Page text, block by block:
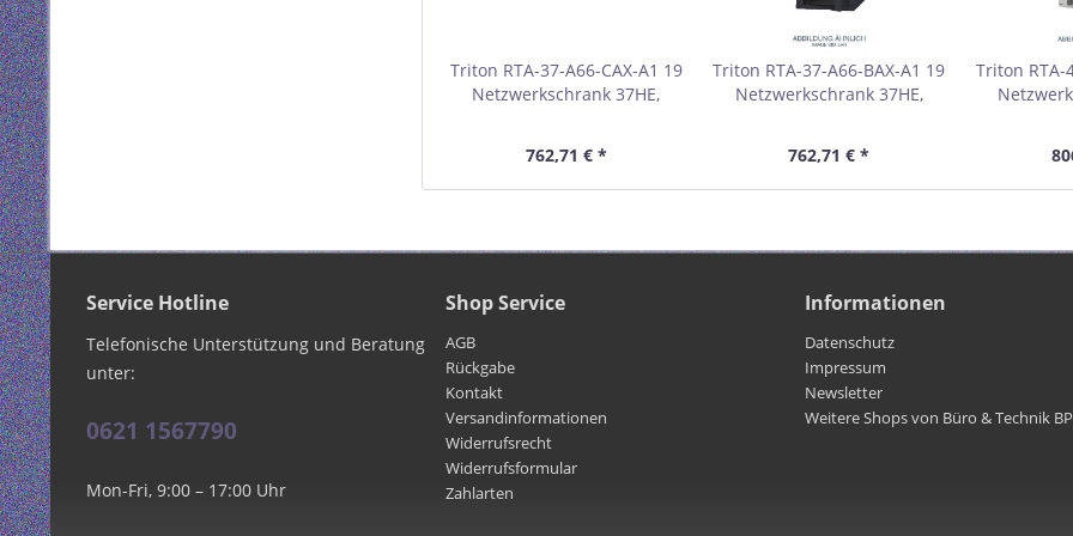
Triton RTA-37-A66-CAX-A1 19
Netzwerkschrank 37HE,
762,71 € *
Triton RTA-37-A66-BAX-A1 19
Netzwerkschrank 37HE,
762,71 € *
Triton RTA-
Service Hotline
Telefonische Unterstützung und Beratung
unter:
0621 1567790
Mon-Fri, 9:00 – 17:00 Uhr
Shop Service
AGB
Rückgabe
Kontakt
Versandinformationen
Widerrufsrecht
Widerrufsformular
Zahlarten
Informationen
Datenschutz
Impressum
Newsletter
Weitere Shops von Büro & Technik